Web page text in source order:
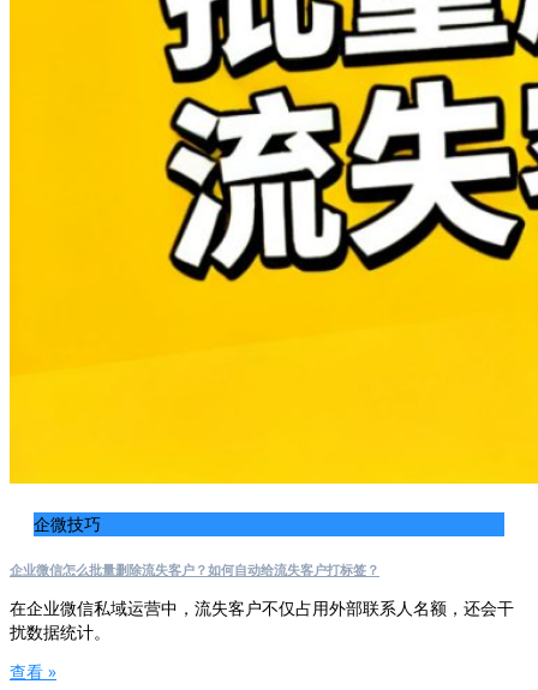
企微技巧
企业微信怎么批量删除流失客户？如何自动给流失客户打标签？
在企业微信私域运营中，流失客户不仅占用外部联系人名额，还会干
扰数据统计。
查看 »